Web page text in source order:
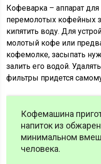
Кофеварка – аппарат
перемолотых кофейных
кипятить воду. Для
молотый кофе или
кофемолке, засыпать
залить его водой.
фильтры придется
Кофемашина
напиток из
минимальном
человека.